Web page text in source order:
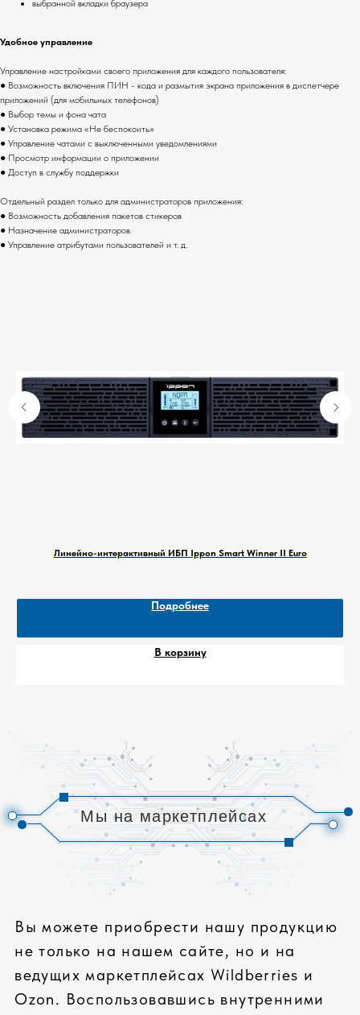
выбранной вкладки браузера
Удобное управление
Управление настройками своего приложения для каждого пользователя:
● Возможность включения ПИН - кода и размытия экрана приложения в диспетчере
приложений (для мобильных телефонов)
● Выбор темы и фона чата
● Установка режима «Не беспокоить»
● Управление чатами с выключенными уведомлениями
● Просмотр информации о приложении
● Доступ в службу поддержки
Отдельный раздел только для администраторов приложения:
● Возможность добавления пакетов стикеров
● Назначение администраторов
● Управление атрибутами пользователей и т. д.
Линейно-интерактивный ИБП Ippon Smart Winner II Euro
Подробнее
В корзину
Мы на маркетплейсах
Вы можете приобрести нашу продукцию
не только на нашем сайте, но и на
Wildberries и Ozon:
1.Wildberries:Зарегистрируйтесь на
сайте Wildberries и получите бонусный
доставке на все заказы, повышенному
маркетплейсах Wildberries и Ozon и
пользуйтесь всеми преимуществами
СОБСТВЕННОЕ
ПРОИЗВОДСТВО
под собственным брендом соответствует
всем современным требованиям
ЛУЧШИЕ КОМПЛЕКТУЮЩИЕ